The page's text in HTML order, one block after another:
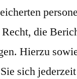
die
Hierzu
sich